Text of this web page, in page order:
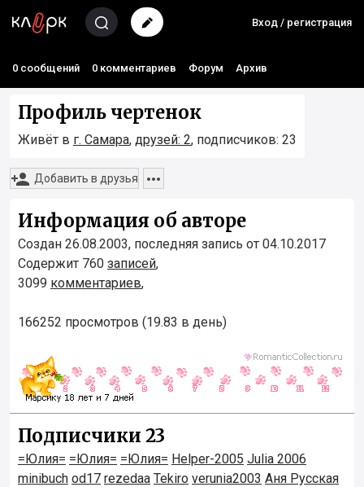
Вход / регистрация
0 сообщений 0 комментариев Форум Архив
Профиль чертенок
Живёт в г. Самара, друзей: 2, подписчиков: 23
 Добавить в друзья 
Информация об авторе
Создан 26.08.2003, последняя запись от 04.10.2017
Содержит 760 записей,
3099 комментариев,
166252 просмотров (19.83 в день)
Подписчики 23
=Юлия= =Юлия= =Юлия= Helper-2005 Julia 2006
minibuch od17 rezedaa Tekiro verunia2003 Аня Русская